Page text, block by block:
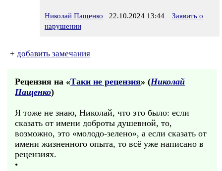
Николай Пащенко 22.10.2024 13:44
Заявить о
нарушении
+ добавить замечания
Рецензия на «Таки не рецензия» (Николай
Пащенко)
Я тоже не знаю, Николай, что это было: если
сказать от имени доброты душевной, то,
возможно, это «молодо-зелено», а если сказать от
имени жизненного опыта, то всё уже написано в
рецензиях.
•